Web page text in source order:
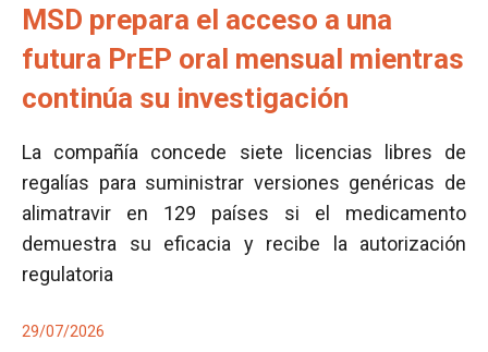
MSD prepara el acceso a una
futura PrEP oral mensual mientras
continúa su investigación
La compañía concede siete licencias libres de
regalías para suministrar versiones genéricas de
alimatravir en 129 países si el medicamento
demuestra su eficacia y recibe la autorización
regulatoria
29/07/2026